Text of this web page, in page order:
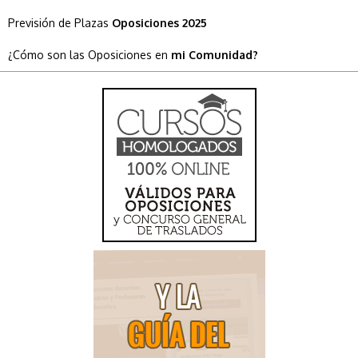
Previsión de Plazas Oposiciones 2025
¿Cómo son las Oposiciones en mi Comunidad?